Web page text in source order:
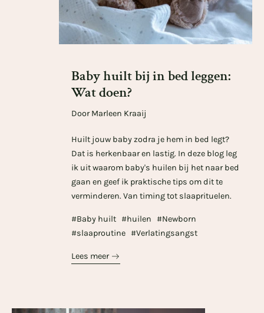
Baby huilt bij in bed leggen:
Wat doen?
Door Marleen Kraaij
Huilt jouw baby zodra je hem in bed legt?
Dat is herkenbaar en lastig. In deze blog leg
ik uit waarom baby's huilen bij het naar bed
gaan en geef ik praktische tips om dit te
verminderen. Van timing tot slaaprituelen.
#Baby huilt #huilen #Newborn
#slaaproutine #Verlatingsangst
Lees meer